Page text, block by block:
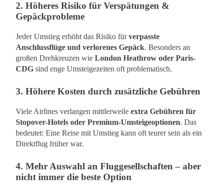
2. Höheres Risiko für Verspätungen &
Gepäckprobleme
Jeder Umstieg erhöht das Risiko fürverpasste
Anschlussflüge und verlorenes Gepäck. Besonders an
großen Drehkreuzen wie London Heathrow oder Paris-
CDG sind enge Umsteigezeiten oft problematisch.
3. Höhere Kosten durch zusätzliche Gebühren
Viele Airlines verlangen mittlerweile extra Gebühren für
Stopover-Hotels oder Premium-Umsteigeoptionen. Das
bedeutet: Eine Reise mit Umstieg kann oft teurer sein als ein
Direktflug früher war.
4. Mehr Auswahl an Fluggesellschaften – aber
nicht immer die beste Option